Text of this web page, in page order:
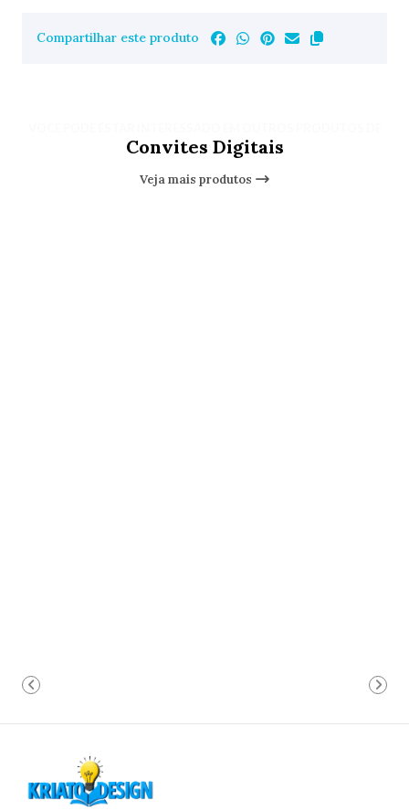
Compartilhar este produto
Convites Digitais
Veja mais produtos